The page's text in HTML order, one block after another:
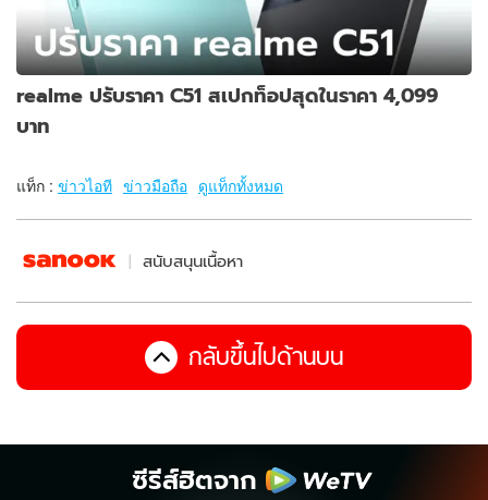
realme ปรับราคา C51 สเปกท็อปสุดในราคา 4,099
บาท
แท็ก : ข่าวไอที ข่าวมือถือ ดูแท็กทั้งหมด
สนับสนุนเนื้อหา
กลับขึ้นไปด้านบน
ซีรีส์ฮิตจาก